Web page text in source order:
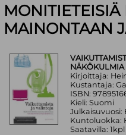
MAINONTAAN
NÄKÖKULMIA
Kirjoittaja:
Kustantaja:
ISBN:
Kieli: Suomi
Julkaisuvuosi:
Kuntoluokka:
Saatavilla: 1kpl